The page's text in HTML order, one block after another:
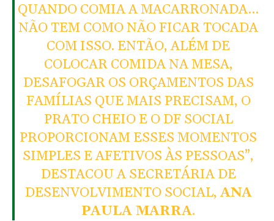
QUANDO COMIA A MACARRONADA…
NÃO TEM COMO NÃO FICAR TOCADA
COM ISSO. ENTÃO, ALÉM DE
COLOCAR COMIDA NA MESA,
DESAFOGAR OS ORÇAMENTOS DAS
FAMÍLIAS QUE MAIS PRECISAM, O
PRATO CHEIO E O DF SOCIAL
PROPORCIONAM ESSES MOMENTOS
SIMPLES E AFETIVOS ÀS PESSOAS”,
DESTACOU A SECRETÁRIA DE
DESENVOLVIMENTO SOCIAL, ANA
PAULA MARRA.